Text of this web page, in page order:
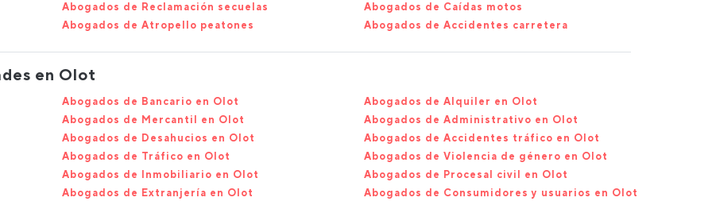
Abogados de Reclamación secuelas
Abogados de Atropello peatones
Abogados de Caídas motos
Abogados de Accidentes carretera
en Olot
Abogados de Bancario en Olot
Abogados de Mercantil en Olot
Abogados de Desahucios en Olot
Abogados de Tráfico en Olot
Abogados de Inmobiliario en Olot
Abogados de Extranjería en Olot
Abogados de Alquiler en Olot
Abogados de Administrativo en Olot
Abogados de Accidentes tráfico en Olot
Abogados de Violencia de género en Olot
Abogados de Procesal civil en Olot
Abogados de Consumidores y usuarios en Olot